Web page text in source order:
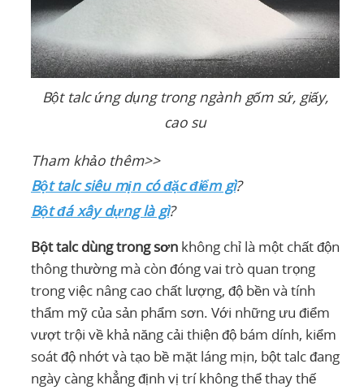
Bột talc ứng dụng trong ngành gốm sứ, giấy,
cao su
Tham khảo thêm>>
Bột talc siêu mịn có đặc điểm gì?
Bột đá xây dựng là gì?
Bột talc dùng trong sơn không chỉ là một chất độn
thông thường mà còn đóng vai trò quan trọng
trong việc nâng cao chất lượng, độ bền và tính
thẩm mỹ của sản phẩm sơn. Với những ưu điểm
vượt trội về khả năng cải thiện độ bám dính, kiểm
soát độ nhớt và tạo bề mặt láng mịn, bột talc đang
ngày càng khẳng định vị trí không thể thay thế